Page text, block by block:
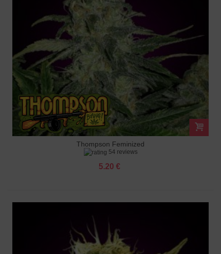
Thompson Feminized
54 reviews
5.20 €